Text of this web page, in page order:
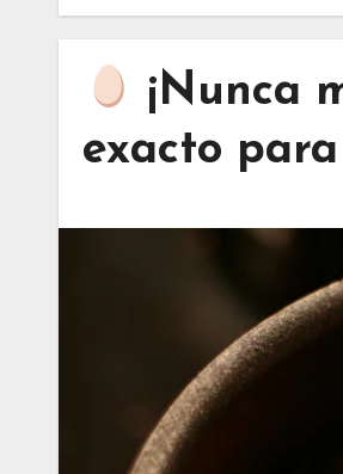
¡Nunca
exacto